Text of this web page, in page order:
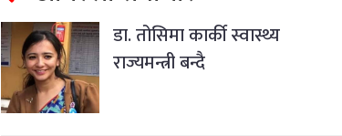
डा. तोसिमा कार्की स्वास्थ्य
राज्यमन्त्री बन्दै